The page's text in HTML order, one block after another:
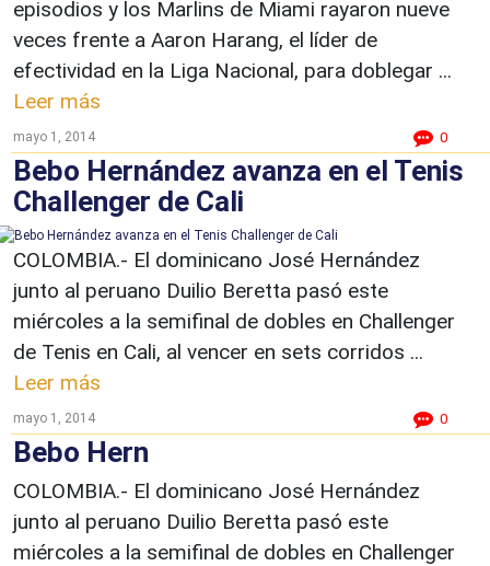
episodios y los Marlins de Miami rayaron nueve
veces frente a Aaron Harang, el líder de
efectividad en la Liga Nacional, para doblegar ...
Leer más
mayo 1, 2014 0
Bebo Hernández avanza en el Tenis
Challenger de Cali
COLOMBIA.- El dominicano José Hernández
junto al peruano Duilio Beretta pasó este
miércoles a la semifinal de dobles en Challenger
de Tenis en Cali, al vencer en sets corridos ...
Leer más
mayo 1, 2014 0
Bebo Hern
COLOMBIA.- El dominicano José Hernández
junto al peruano Duilio Beretta pasó este
miércoles a la semifinal de dobles en Challenger